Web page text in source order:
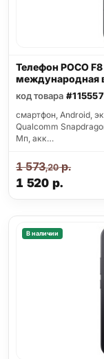
Телефон POCO
международная
код товара
смартфон, Android,
Qualcomm
Мп, акк…
1 520 р.
1 573,20р.
В наличии